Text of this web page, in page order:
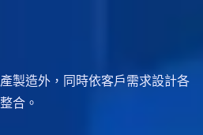
製造外，同時依客戶需求設計各
合。